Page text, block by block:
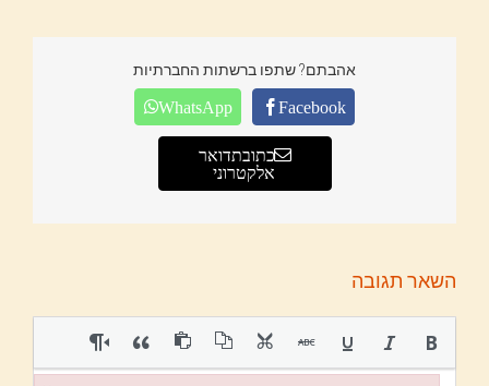
אהבתם? שתפו ברשתות החברתיות
Facebook
WhatsApp
כתובת דואר
אלקטרוני
השאר תגובה